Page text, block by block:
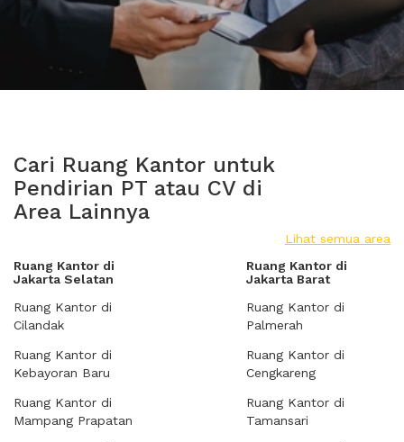
Cari Ruang Kantor untuk
Pendirian PT atau CV di
Area Lainnya
Lihat semua area
Ruang Kantor di
Jakarta Selatan
Ruang Kantor di
Cilandak
Ruang Kantor di
Kebayoran Baru
Ruang Kantor di
Mampang Prapatan
Ruang Kantor di
Jakarta Barat
Ruang Kantor di
Palmerah
Ruang Kantor di
Cengkareng
Ruang Kantor di
Tamansari